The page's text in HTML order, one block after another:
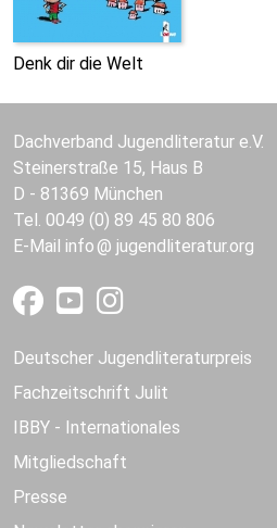
Denk dir die Welt
Dachverband Jugendliteratur e.V.
Steinerstraße 15, Haus B
D - 81369 München
Tel. 0049 (0) 89 45 80 806
E-Mail info jugendliteratur.org
Deutscher Jugendliteraturpreis
Fachzeitschrift Julit
IBBY - Internationales
Mitgliedschaft
Presse